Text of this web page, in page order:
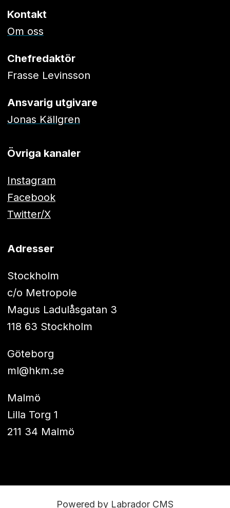
Kontakt
Om oss
Chefredaktör
Frasse Levinsson
Ansvarig utgivare
Jonas Källgren
Övriga kanaler
Instagram
Facebook
Twitter/X
Adresser
Stockholm
c/o Metropole
Magus Ladulåsgatan 3
118 63 Stockholm
Göteborg
ml@hkm.se
Malmö
Lilla Torg 1
211 34 Malmö
Powered by Labrador CMS